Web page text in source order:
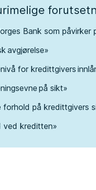
Bank som påvirker
avgjørelse»
for kredittgivers
på sikt»
forhold på kredittgivers
ved kreditten»